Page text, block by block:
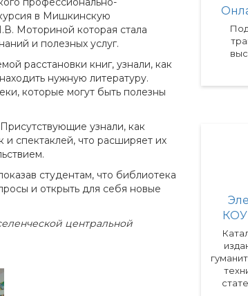
в Мишкинскую
Моториной которая стала
и полезных услуг.
расстановки книг, узнали, как
нужную литературу.
которые могут быть полезны
узнали, как
и спектаклей, что расширяет их
студентам, что библиотека
и открыть для себя новые
центральной